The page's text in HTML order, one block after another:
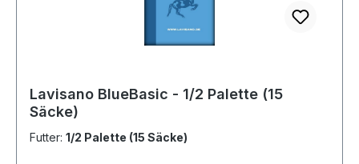
Lavisano BlueBasic - 1/2 Palette (15
Säcke)
Futter: 1/2 Palette (15 Säcke)